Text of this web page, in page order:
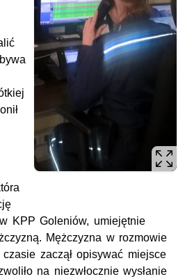
KPP Goleniów, umiejętnie
Mężczyzna w rozmowie
zaczął opisywać miejsce
na niezwłocznie wysłanie